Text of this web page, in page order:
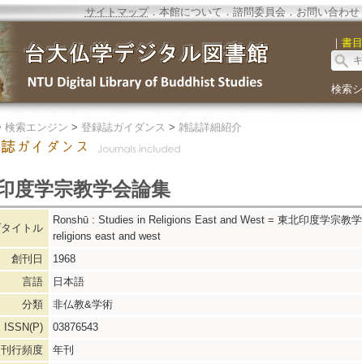
サイトマップ．本館について．諮問委員会．お問い合わせ
｜ 書目
検索
検索エンジン > 登録誌ガイダンス > 雑誌詳細紹介
度学宗教学会論集
イトル
Ronshū : Studies in Religions East and West = 東北印度学宗教
religions east and west
創刊日
1968
言語
日本語
分類
非仏教&学術
ISSN(P)
03876543
刊行頻度
年刊